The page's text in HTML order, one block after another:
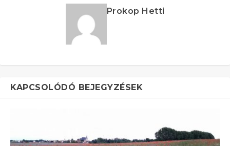
Prokop Hetti
KAPCSOLÓDÓ BEJEGYZÉSEK